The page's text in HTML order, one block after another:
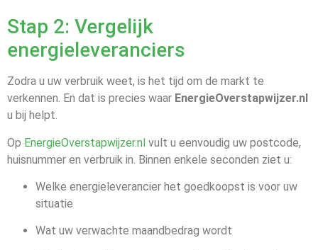
Stap 2: Vergelijk
energieleveranciers
Zodra u uw verbruik weet, is het tijd om de markt te
verkennen. En dat is precies waar EnergieOverstapwijzer.nl
u bij helpt.
Op EnergieOverstapwijzer.nl vult u eenvoudig uw postcode,
huisnummer en verbruik in. Binnen enkele seconden ziet u:
Welke energieleverancier het goedkoopst is voor uw
situatie
Wat uw verwachte maandbedrag wordt